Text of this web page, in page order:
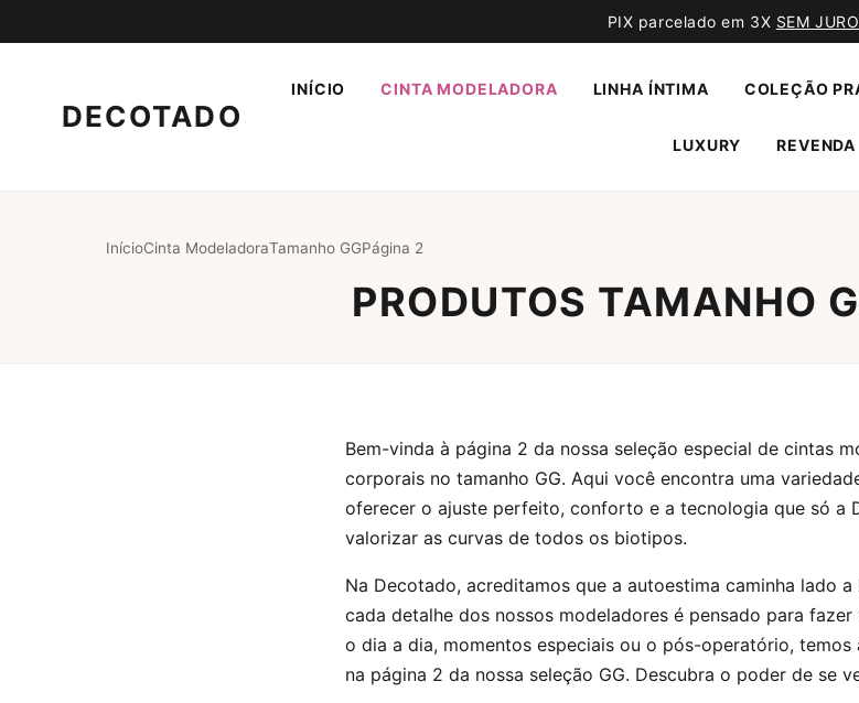
PIX parcelado em 3X SEM
DECOTADO
INÍCIO CINTA MODELADORA LINHA ÍNTIMA COLEÇÃO
LUXURY REVENDA
InícioCinta ModeladoraTamanho GGPágina 2
PRODUTOS TAMANHO
Bem-vinda à página 2 da nossa seleção especial de cintas
corporais no tamanho GG. Aqui você encontra uma
oferecer o ajuste perfeito, conforto e a tecnologia que só a
valorizar as curvas de todos os biotipos.
Na Decotado, acreditamos que a autoestima caminha lado
cada detalhe dos nossos modeladores é pensado para
o dia a dia, momentos especiais ou o pós-operatório,
na página 2 da nossa seleção GG. Descubra o poder de se